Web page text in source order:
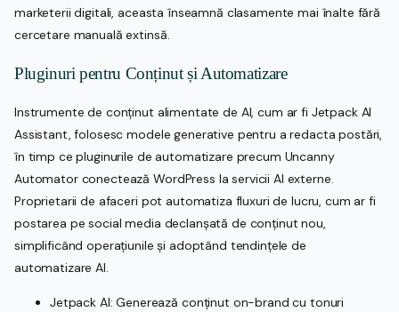
marketerii digitali, aceasta înseamnă clasamente mai înalte fără
cercetare manuală extinsă.
Pluginuri pentru Conținut și Automatizare
Instrumente de conținut alimentate de AI, cum ar fi Jetpack AI
Assistant, folosesc modele generative pentru a redacta postări,
în timp ce pluginurile de automatizare precum Uncanny
Automator conectează WordPress la servicii AI externe.
Proprietarii de afaceri pot automatiza fluxuri de lucru, cum ar fi
postarea pe social media declanșată de conținut nou,
simplificând operațiunile și adoptând tendințele de
automatizare AI.
Jetpack AI: Generează conținut on-brand cu tonuri